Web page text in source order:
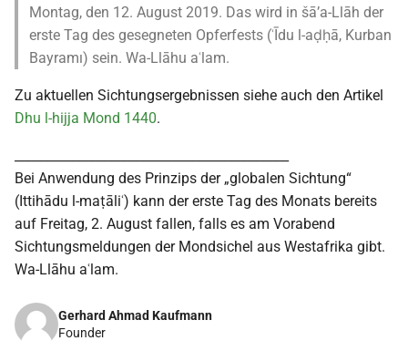
Gerhard Ahmad Kaufmann
Founder
Montag, den 12. August 2019. Das wird in šā’a-Llāh der
erste Tag des gesegneten Opferfests (ʿĪdu l-aḍḥā, Kurban
Bayramı) sein. Wa-Llāhu aʿlam.
Zu aktuellen Sichtungsergebnissen siehe auch den Artikel
Dhu l-hijja Mond 1440.
Bei Anwendung des Prinzips der „globalen Sichtung“
(Ittihādu l-maṭāliʿ) kann der erste Tag des Monats bereits
auf Freitag, 2. August fallen, falls es am Vorabend
Sichtungsmeldungen der Mondsichel aus Westafrika gibt.
Wa-Llāhu aʿlam.